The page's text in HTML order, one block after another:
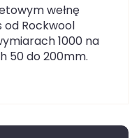
wełnę
od Rockwool
1000 na
50 do 200mm.